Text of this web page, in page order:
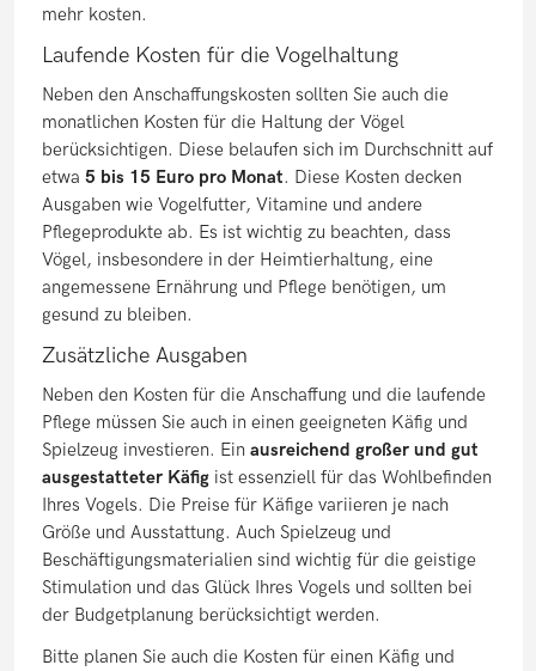
mehr kosten.
Laufende Kosten für die Vogelhaltung
Neben den Anschaffungskosten sollten Sie auch die
monatlichen Kosten für die Haltung der Vögel
berücksichtigen. Diese belaufen sich im Durchschnitt auf
etwa 5 bis 15 Euro pro Monat. Diese Kosten decken
Ausgaben wie Vogelfutter, Vitamine und andere
Pflegeprodukte ab. Es ist wichtig zu beachten, dass
Vögel, insbesondere in der Heimtierhaltung, eine
angemessene Ernährung und Pflege benötigen, um
gesund zu bleiben.
Zusätzliche Ausgaben
Neben den Kosten für die Anschaffung und die laufende
Pflege müssen Sie auch in einen geeigneten Käfig und
Spielzeug investieren. Ein ausreichend großer und gut
ausgestatteter Käfigist essenziell für das Wohlbefinden
Ihres Vogels. Die Preise für Käfige variieren je nach
Größe und Ausstattung. Auch Spielzeug und
Beschäftigungsmaterialien sind wichtig für die geistige
Stimulation und das Glück Ihres Vogels und sollten bei
der Budgetplanung berücksichtigt werden.
Bitte planen Sie auch die Kosten für einen Käfig und